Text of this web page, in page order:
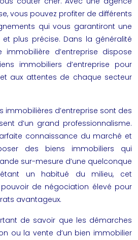
, vous pouvez profiter de différents
qui vous garantiront une
plus précise. Dans la généralité
d’entreprise dispose
immobiliers d’entreprise pour
aux attentes de chaque secteur
immobilières d’entreprise sont des
d’un grand professionnalisme.
connaissance du marché et
des biens immobiliers qui
sur-mesure d’une quelconque
un habitué du milieu, cet
de négociation élevé pour
avantageux.
de savoir que les démarches
ou la vente d’un bien immobilier